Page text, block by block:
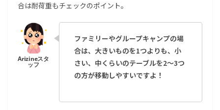
合は耐荷重もチェックのポイント。
ファミリーやグループキャンプの場
合は、大きいものを1つよりも、小
さい、中くらいのテーブルを2〜3つ
の方が移動しやすいですよ！